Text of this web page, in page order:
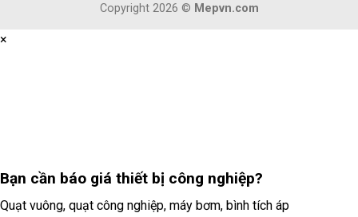
Copyright 2026 © Mepvn.com
×
Bạn cần báo giá thiết bị công nghiệp?
Quạt vuông, quạt công nghiệp, máy bơm, bình tích áp